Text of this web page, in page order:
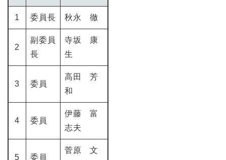
1 委員長 秋永 徹
2
副委員
長
寺坂 康
生
3 委員
高田 芳
和
4 委員
伊藤 富
志夫
5 委員
菅原 文